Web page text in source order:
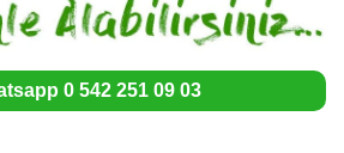
0 542 251 09 03